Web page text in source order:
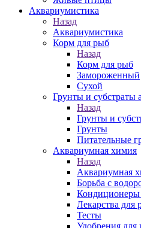
Аквариумистика
Назад
Аквариумистика
Корм для рыб
Назад
Корм для рыб
Замороженный
Сухой
Грунты и субстраты
Назад
Грунты и
Грунты
Питательные
Аквариумная химия
Назад
Аквариумная
Борьба с
Кондиционеры
Лекарства для
Тесты
Удобрения для